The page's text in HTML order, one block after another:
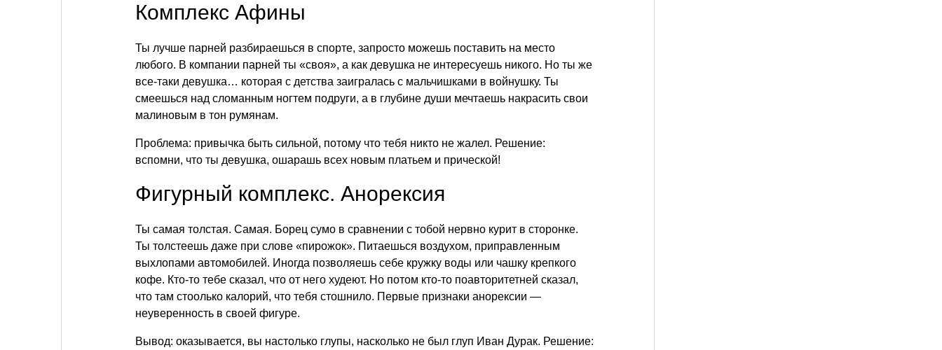
Комплекс Афины
Ты лучше парней разбираешься в спорте, запросто можешь поставить на место
любого. В компании парней ты «своя», а как девушка не интересуешь никого. Но ты же
все-таки девушка… которая с детства заигралась с мальчишками в войнушку. Ты
смеешься над сломанным ногтем подруги, а в глубине души мечтаешь накрасить свои
малиновым в тон румянам.
Проблема: привычка быть сильной, потому что тебя никто не жалел. Решение:
вспомни, что ты девушка, ошарашь всех новым платьем и прической!
Фигурный комплекс. Анорексия
Ты самая толстая. Самая. Борец сумо в сравнении с тобой нервно курит в сторонке.
Ты толстеешь даже при слове «пирожок». Питаешься воздухом, приправленным
выхлопами автомобилей. Иногда позволяешь себе кружку воды или чашку крепкого
кофе. Кто-то тебе сказал, что от него худеют. Но потом кто-то поавторитетней сказал,
что там стоолько калорий, что тебя стошнило. Первые признаки анорексии —
неуверенность в своей фигуре.
Вывод: оказывается, вы настолько глупы, насколько не был глуп Иван Дурак. Решение: